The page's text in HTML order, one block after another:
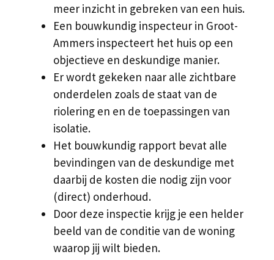
meer inzicht in gebreken van een huis.
Een bouwkundig inspecteur in Groot-
Ammers inspecteert het huis op een
objectieve en deskundige manier.
Er wordt gekeken naar alle zichtbare
onderdelen zoals de staat van de
riolering en en de toepassingen van
isolatie.
Het bouwkundig rapport bevat alle
bevindingen van de deskundige met
daarbij de kosten die nodig zijn voor
(direct) onderhoud.
Door deze inspectie krijg je een helder
beeld van de conditie van de woning
waarop jij wilt bieden.